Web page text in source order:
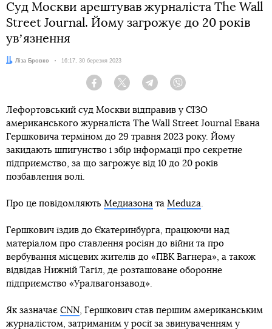
Суд Москви арештував журналіста The Wall
Street Journal. Йому загрожує до 20 років
увʼязнення
Автор:
Ліза Бровко Дата:
16:17, 30 березня 2023
Facebook Twitter Telegram
Лефортовський суд Москви відправив у СІЗО
американського журналіста The Wall Street Journal Евана
Гершковича терміном до 29 травня 2023 року. Йому
закидають шпигунство і збір інформації про секретне
підприємство, за що загрожує від 10 до 20 років
позбавлення волі.
Про це повідомляють Медиазона та Meduza.
Гершкович їздив до Єкатеринбурга, працюючи над
матеріалом про ставлення росіян до війни та про
вербування місцевих жителів до «ПВК Вагнера», а також
відвідав Нижній Тагіл, де розташоване оборонне
підприємство «Уралвагонзавод».
Як зазначає CNN, Гершкович став першим американським
журналістом, затриманим у росії за звинуваченням у